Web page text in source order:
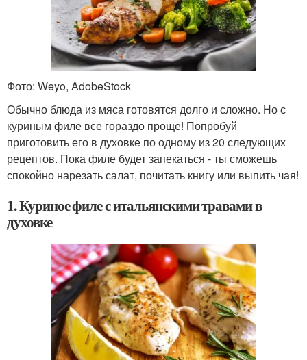
Фото: Weyo, AdobeStock
Обычно блюда из мяса готовятся долго и сложно. Но с
куриным филе все гораздо проще! Попробуй
приготовить его в духовке по одному из 20 следующих
рецептов. Пока филе будет запекаться - ты сможешь
спокойно нарезать салат, почитать книгу или выпить чая!
1. Куриное филе с итальянскими травами в
духовке